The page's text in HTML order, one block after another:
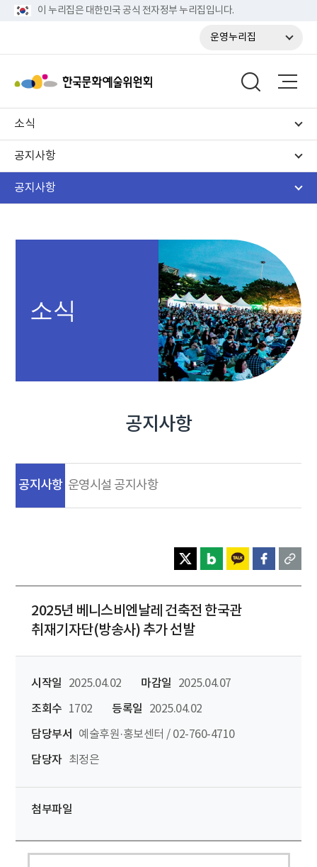
이 누리집은 대한민국 공식 전자정부 누리집입니다.
운영누리집
소식
공지사항
공지사항
소식
공지사항
공지사항 운영시설 공지사항
2025년 베니스비엔날레 건축전 한국관
취재기자단(방송사) 추가 선발
시작일 2025.04.02 마감일
2025.04.07
조회수
1702 등록일
2025.04.02
담당부서
예술후원·홍보센터 / 02-760-4710
담당자 최정은
첨부파일